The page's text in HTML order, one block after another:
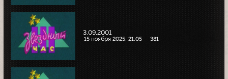
3.09.2001
15 ноября 2025, 21:05 381